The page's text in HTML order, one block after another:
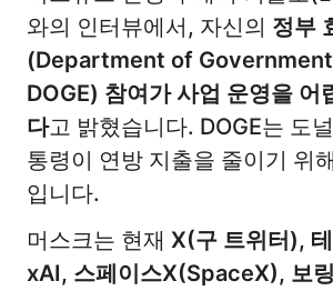
와의 인터뷰에서, 자신의 정부
(Department of
DOGE) 참여가 사업 운영을 어
다고 밝혔습니다. DOGE는 도
통령이 연방 지출을 줄이기 위
입니다.
머스크는 현재 X(구 트위터),
xAI, 스페이스X(SpaceX), 보